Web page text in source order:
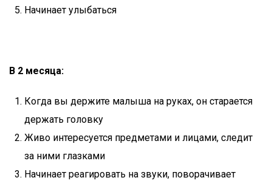
Начинает улыбаться
В 2 месяца:
Когда вы держите малыша на руках, он старается
держать головку
Живо интересуется предметами и лицами, следит
за ними глазками
Начинает реагировать на звуки, поворачивает